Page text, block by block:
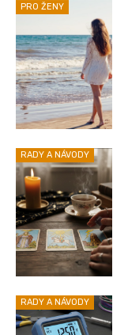
PRO ŽENY
RADY A NÁVODY
RADY A NÁVODY